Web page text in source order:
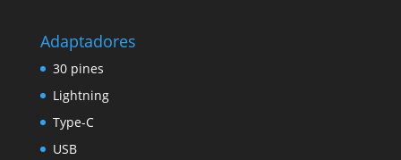
Adaptadores
30 pines
Lightning
Type-C
USB